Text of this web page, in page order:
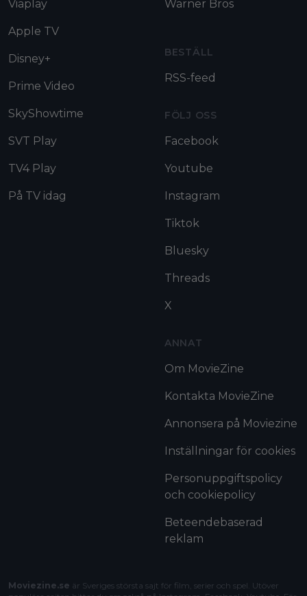
Viaplay
Apple TV
Disney+
Prime Video
SkyShowtime
SVT Play
TV4 Play
På TV idag
Warner Bros
BESTÄLL
RSS-feed
FÖLJ OSS
Facebook
Youtube
Instagram
Tiktok
Bluesky
Threads
X
ANNAT
Om MovieZine
Kontakta MovieZine
Annonsera på Moviezine
Inställningar för cookies
Personuppgiftspolicy
och cookiepolicy
Beteendebaserad
reklam
Moviezine.se är Sveriges största sajt för film, serier och spel. Utöver